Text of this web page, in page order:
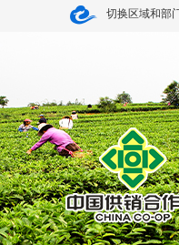
切换区域和部门